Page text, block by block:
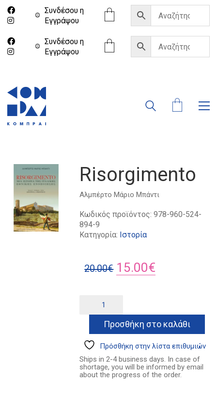
Συνδέσου η
Eγγράψου
Συνδέσου η
Eγγράψου
Risorgimento
Αλμπέρτο Μάριο Μπάντι
Κωδικός προϊόντος:978-960-524-
894-9
Κατηγορία: Ιστορία
20.00€ Original
20.00€.
15.00€
είναι:
15.00€.
ποσότητα
Προσθήκη στο καλάθι
Πρόσθήκη στην λίστα επιθυμιών
Ships in 2-4 business days. In case of
shortage, you will be informed by email
about the progress of the order.